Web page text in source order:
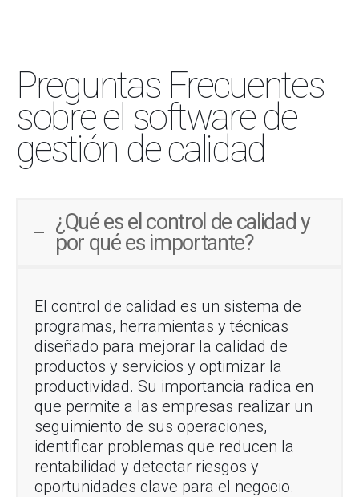
Preguntas Frecuentes
sobre el software de
gestión de calidad
¿Qué es el control de calidad y
por qué es importante?
El control de calidad es un sistema de
programas, herramientas y técnicas
diseñado para mejorar la calidad de
productos y servicios y optimizar la
productividad. Su importancia radica en
que permite a las empresas realizar un
seguimiento de sus operaciones,
identificar problemas que reducen la
rentabilidad y detectar riesgos y
oportunidades clave para el negocio.